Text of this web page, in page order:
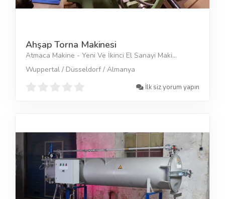
Ahşap Torna Makinesi
Atmaca Makine - Yeni Ve İkinci El Sanayi Maki...
Wuppertal / Düsseldorf / Almanya
İlk siz yorum yapın